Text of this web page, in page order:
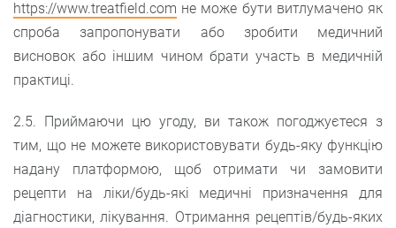
https://www.treatfield.com не може бути витлумачено як
спроба запропонувати або зробити медичний
висновок або іншим чином брати участь в медичній
практиці.
2.5. Приймаючи цю угоду, ви також погоджуєтеся з
тим, що не можете використовувати будь-яку функцію
надану платформою, щоб отримати чи замовити
рецепти на ліки/будь-які медичні призначення для
діагностики, лікування. Отримання рецептів/будь-яких